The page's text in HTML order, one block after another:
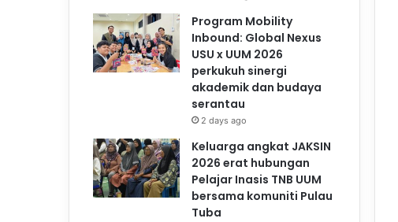
Program Mobility
Inbound: Global Nexus
USU x UUM 2026
perkukuh sinergi
akademik dan budaya
serantau
2 days ago
Keluarga angkat JAKSIN
2026 erat hubungan
Pelajar Inasis TNB UUM
bersama komuniti Pulau
Tuba